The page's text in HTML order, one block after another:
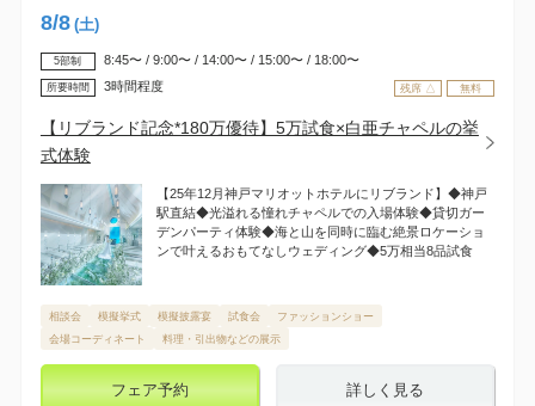
8/8 (土)
残席 △ 無料
5部制 8:45〜 / 9:00〜 / 14:00〜 / 15:00〜 / 18:00〜
所要時間 3時間程度
【リブランド記念*180万優待】5万試食×白亜チャペルの挙
式体験
【25年12月神戸マリオットホテルにリブランド】◆神戸
駅直結◆光溢れる憧れチャペルでの入場体験◆貸切ガー
デンパーティ体験◆海と山を同時に臨む絶景ロケーショ
ンで叶えるおもてなしウェディング◆5万相当8品試食
相談会 模擬挙式 模擬披露宴 試食会
ファッションショー
会場コーディネート
料理・引出物などの展示
フェア予約 詳しく見る